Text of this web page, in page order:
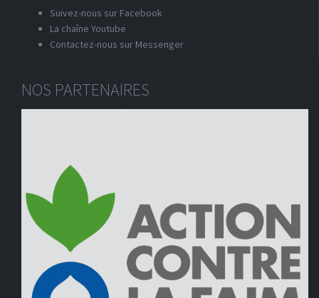
Suivez-nous sur Facebook
La chaîne Youtube
Contactez-nous sur Messenger
NOS PARTENAIRES